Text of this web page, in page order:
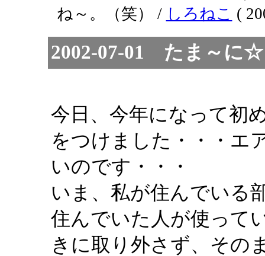
ね～。（笑） / しろねこ (
2002-07-01 たま～に
今日、今年になって初
をつけました・・・エ
いのです・・・
いま、私が住んでいる
住んでいた人が使って
きに取り外さず、その